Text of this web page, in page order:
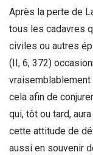
Après la perte de
tous les cadavres
civiles ou autres
(II, 6, 372)
vraisemblablement
cela afin de
qui, tôt ou tard,
cette attitude de
aussi en souvenir